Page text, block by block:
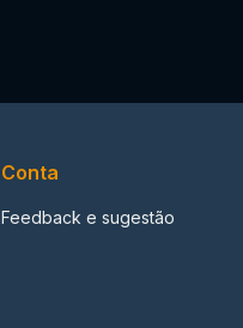
Conta
Feedback e sugestão